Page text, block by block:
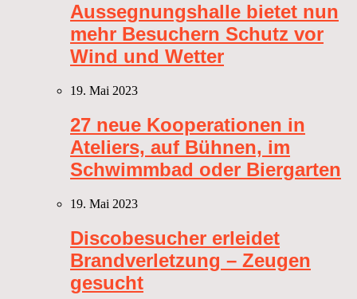
Aussegnungshalle bietet nun
mehr Besuchern Schutz vor
Wind und Wetter
19. Mai 2023
27 neue Kooperationen in
Ateliers, auf Bühnen, im
Schwimmbad oder Biergarten
19. Mai 2023
Discobesucher erleidet
Brandverletzung – Zeugen
gesucht